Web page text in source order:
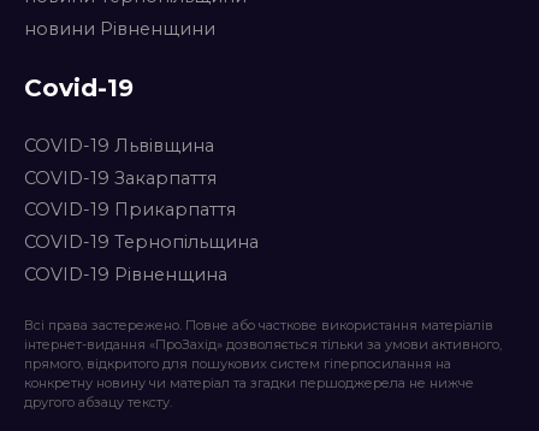
новини Рівненщини
Covid-19
COVID-19 Львівщина
COVID-19 Закарпаття
COVID-19 Прикарпаття
COVID-19 Тернопільщина
COVID-19 Рівненщина
Всі права застережено. Повне або часткове використання матеріалів
інтернет-видання «ПроЗахід» дозволяється тільки за умови активного,
прямого, відкритого для пошукових систем гіперпосилання на
конкретну новину чи матеріал та згадки першоджерела не нижче
другого абзацу тексту.